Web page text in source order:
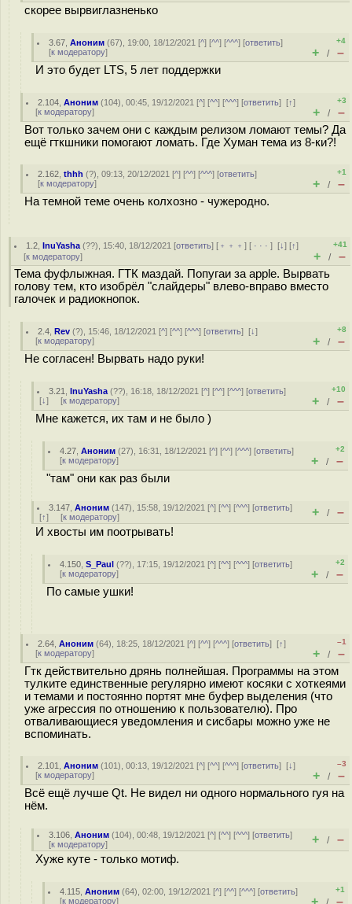
скорее вырвиглазненько
3.67 ,Аноним (67), 19:00, 18/12/2021 [^] [^^] [^^^] [ответить]
[к модератору]
+4
+ / –
И это будет LTS, 5 лет поддержки
2.104 ,Аноним (104), 00:45, 19/12/2021 [^] [^^] [^^^] [ответить][↑]
[к модератору]
+3
+ / –
Вот только зачем они с каждым релизом ломают темы? Да
ещё гткшники помогают ломать. Где Хуман тема из 8-ки?!
2.162 ,thhh (?), 09:13, 20/12/2021 [^] [^^] [^^^] [ответить]
[к модератору]
+1
+ / –
На темной теме очень колхозно - чужеродно.
1.2 ,InuYasha (??), 15:40, 18/12/2021 [ответить] [ ﹢﹢﹢] [ · · ·][↓] [↑]
[к модератору]
+41
+ / –
Тема фуфлыжная. ГТК маздай. Попугаи за apple. Вырвать
голову тем, кто изобрёл "слайдеры" влево-вправо вместо
галочек и радиокнопок.
2.4 ,Rev (?), 15:46, 18/12/2021 [^] [^^] [^^^] [ответить][↓]
[к модератору]
+8
+ / –
Не согласен! Вырвать надо руки!
3.21 ,InuYasha (??), 16:18, 18/12/2021 [^] [^^] [^^^] [ответить]
[↓] [к модератору]
+10
+ / –
Мне кажется, их там и не было )
4.27 ,Аноним (27), 16:31, 18/12/2021 [^] [^^] [^^^] [ответить]
[к модератору]
+2
+ / –
"там" они как раз были
3.147 ,Аноним (147), 15:58, 19/12/2021 [^] [^^] [^^^] [ответить]
[↑] [к модератору] + / –
И хвосты им поотрывать!
4.150 ,S_Paul (??), 17:15, 19/12/2021 [^] [^^] [^^^] [ответить]
[к модератору]
+2
+ / –
По самые ушки!
2.64 ,Аноним (64), 18:25, 18/12/2021 [^] [^^] [^^^] [ответить][↑]
[к модератору]
–1
+ / –
Гтк действительно дрянь полнейшая. Программы на этом
тулките единственные регулярно имеют косяки с хоткеями
и темами и постоянно портят мне буфер выделения (что
уже агрессия по отношению к пользователю). Про
отваливающиеся уведомления и сисбары можно уже не
вспоминать.
2.101 ,Аноним (101), 00:13, 19/12/2021 [^] [^^] [^^^] [ответить][↓]
[к модератору]
–3
+ / –
Всё ещё лучше Qt. Не видел ни одного нормального гуя на
нём.
3.106 ,Аноним (104), 00:48, 19/12/2021 [^] [^^] [^^^] [ответить]
[к модератору] + / –
Хуже куте - только мотиф.
4.115 ,Аноним (64), 02:00, 19/12/2021 [^] [^^] [^^^] [ответить]
[к модератору]
+1
+ –